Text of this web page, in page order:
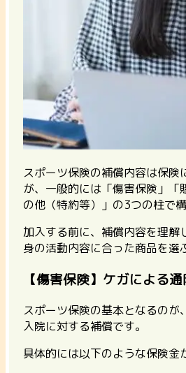
スポーツ保険の補償内容は保険
が、一般的には 「傷害保険」
の他（特約等）」 の3つの柱で
加入する前に、補償内容を理解
身の活動内容に合った商品を選
【傷害保険】ケガによる
スポーツ保険の基本となるのが
入院に対する補償です。
具体的には以下のような保険金